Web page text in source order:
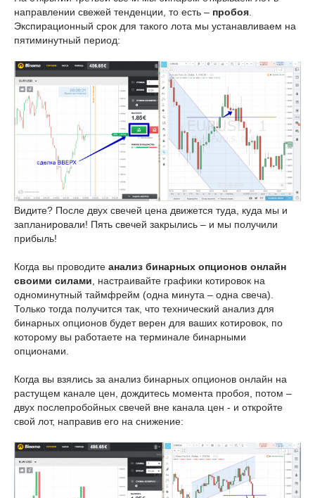
направлении свежей тенденции, то есть – пробоя
Экспирационный срок для такого лота мы устанавливаем на
пятиминутный период:
Видите? После двух свечей цена движется туда, куда мы и
запланировали! Пять свечей закрылись – и мы получили
прибыль!
Когда вы проводите анализ бинарных опционов онлайн
своими силами , настраивайте графики котировок на
одноминутный таймфрейм (одна минута – одна свеча).
Только тогда получится так, что технический анализ для
бинарных опционов будет верен для ваших котировок, по
которому вы работаете на терминале бинарными
опционами.
Когда вы взялись за анализ бинарных опционов онлайн на
растущем канале цен, дождитесь момента пробоя, потом –
двух послепробойных свечей вне канала цен - и откройте
свой лот, направив его на снижение: